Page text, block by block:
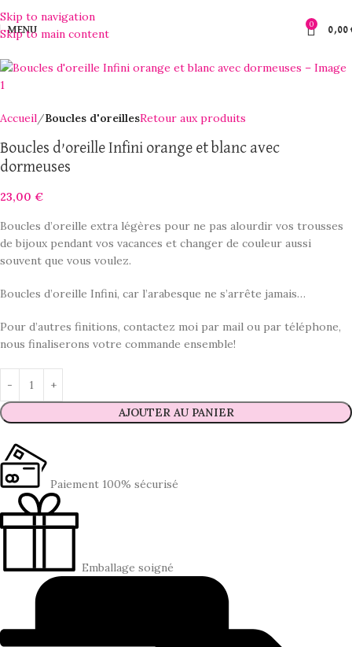
Skip to navigation
Skip to main content
MENU
0
0,00
Accueil Boucles d'oreillesRetour aux produits
Boucles d’oreille Infini orange et blanc avec
dormeuses
23,00 €
Boucles d’oreille extra légères pour ne pas alourdir vos trousses
de bijoux pendant vos vacances et changer de couleur aussi
souvent que vous voulez.
Boucles d’oreille Infini, car l’arabesque ne s’arrête jamais…
Pour d’autres finitions, contactez moi par mail ou par téléphone,
nous finaliserons votre commande ensemble!
AJOUTER AU PANIER
Paiement 100% sécurisé
Emballage soigné